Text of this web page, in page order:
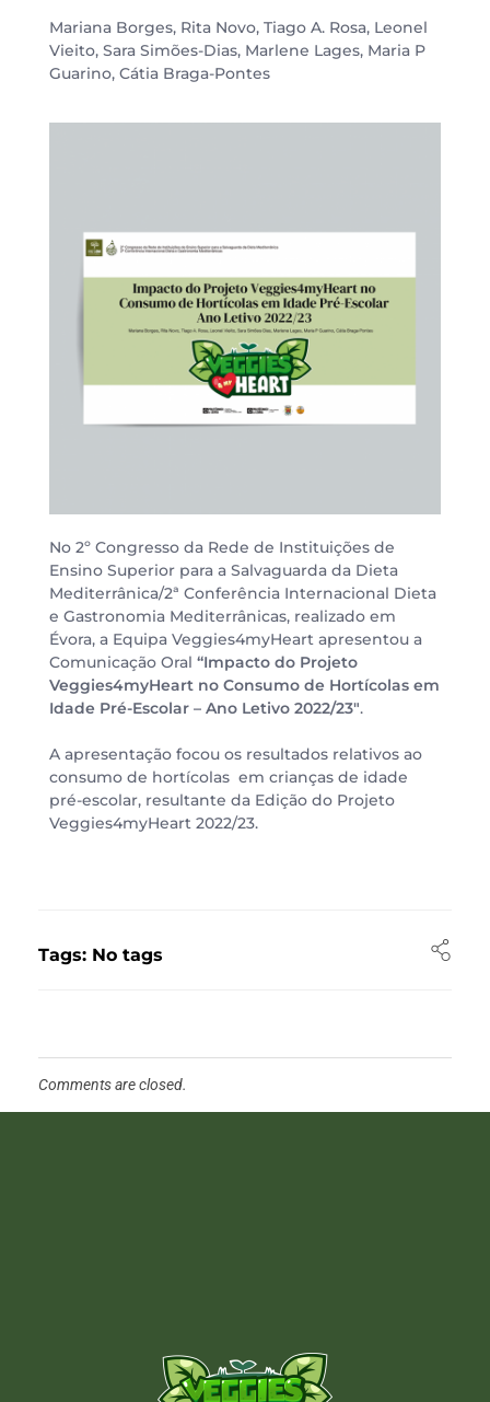
Mariana Borges, Rita Novo, Tiago A. Rosa, Leonel
Vieito, Sara Simões-Dias, Marlene Lages, Maria P
Guarino, Cátia Braga-Pontes
No 2º Congresso da Rede de Instituições de
Ensino Superior para a Salvaguarda da Dieta
Mediterrânica/2ª Conferência Internacional Dieta
e Gastronomia Mediterrânicas, realizado em
Évora, a Equipa Veggies4myHeart apresentou a
Comunicação Oral “Impacto do Projeto
Veggies4myHeart no Consumo de Hortícolas em
Idade Pré-Escolar – Ano Letivo 2022/23″.
A apresentação focou os resultados relativos ao
consumo de hortícolas em crianças de idade
pré-escolar, resultante da Edição do Projeto
Veggies4myHeart 2022/23.
Tags: No tags
Comments are closed.